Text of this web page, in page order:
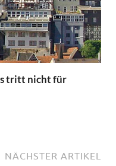
tritt nicht für
NÄCHSTER ARTIKEL